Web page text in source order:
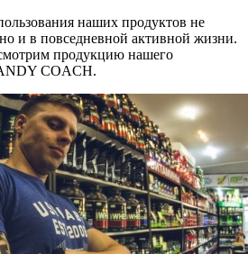
наших продуктов не
и в повседневной активной жизни.
продукцию нашего
COACH.